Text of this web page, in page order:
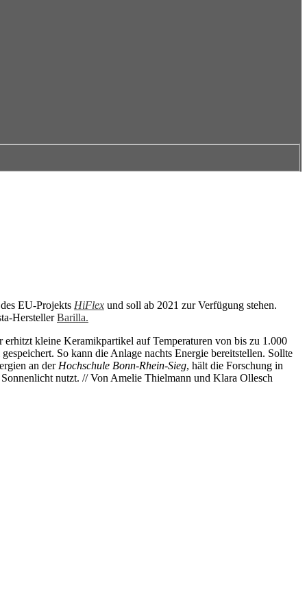
EU-Projekts HiFlex und soll ab 2021 zur Verfügung stehen.
HerstellerBarilla.
kleine Keramikpartikel auf Temperaturen von bis zu 1.000
So kann die Anlage nachts Energie bereitstellen. Sollte
an der Hochschule Bonn-Rhein-Sieg, hält die Forschung in
nutzt. // Von Amelie Thielmann und Klara Ollesch